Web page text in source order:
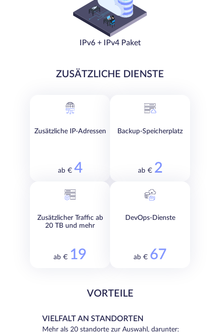
IPv6 + IPv4 Paket
ZUSÄTZLICHE DIENSTE
Zusätzliche IP-Adressen
ab € 4
Backup-Speicherplatz
ab € 2
Zusätzlicher Traffic ab
20 TB und mehr
ab € 19
DevOps-Dienste
ab € 67
VORTEILE
VIELFALT AN STANDORTEN
Mehr als 20 standorte zur Auswahl, darunter: